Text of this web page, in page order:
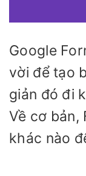
Google
vời để tạo
giản đó đi
Về cơ bản,
khác nào